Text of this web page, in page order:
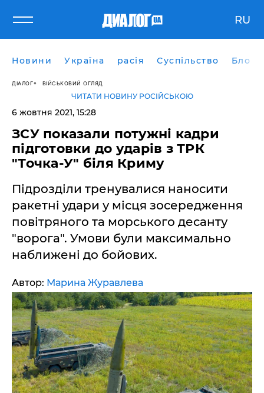
RU
Новини Україна расія Суспільство Блоги
ДІАЛОГ ВІЙСЬКОВИЙ ОГЛЯД
ЧИТАТИ НОВИНУ РОСІЙСЬКОЮ
6 жовтня 2021, 15:28
ЗСУ показали потужні кадри
підготовки до ударів з ТРК
"Точка-У" біля Криму
Підрозділи тренувалися наносити
ракетні удари у місця зосередження
повітряного та морського десанту
"ворога". Умови були максимально
наближені до бойових.
Автор: Марина Журавлева